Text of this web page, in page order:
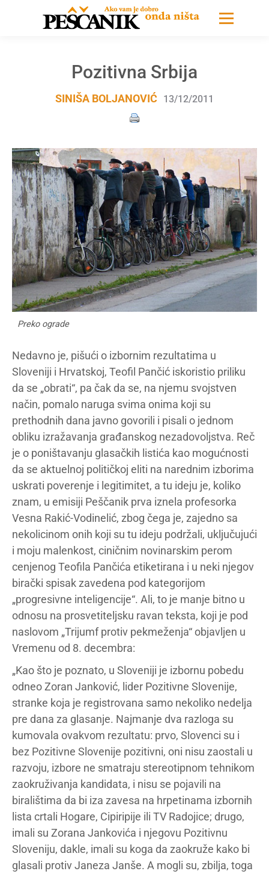
Pozitivna Srbija
SINIŠA BOLJANOVIĆ 13/12/2011
Preko ograde
Nedavno je, pišući o izbornim rezultatima u
Sloveniji i Hrvatskoj, Teofil Pančić iskoristio priliku
da se „obrati“, pa čak da se, na njemu svojstven
način, pomalo naruga svima onima koji su
prethodnih dana javno govorili i pisali o jednom
obliku izražavanja građanskog nezadovoljstva. Reč
je o poništavanju glasačkih listića kao mogućnosti
da se aktuelnoj političkoj eliti na narednim izborima
uskrati poverenje i legitimitet, a tu ideju je, koliko
znam, u emisiji Peščanik prva iznela profesorka
Vesna Rakić-Vodinelić, zbog čega je, zajedno sa
nekolicinom onih koji su tu ideju podržali, uključujući
i moju malenkost, ciničnim novinarskim perom
cenjenog Teofila Pančića etiketirana i u neki njegov
birački spisak zavedena pod kategorijom
„progresivne inteligencije“. Ali, to je manje bitno u
odnosu na prosvetiteljsku ravan teksta, koji je pod
naslovom „Trijumf protiv pekmeženja“ objavljen u
Vremenu od 8. decembra:
„Kao što je poznato, u Sloveniji je izbornu pobedu
odneo Zoran Janković, lider Pozitivne Slovenije,
stranke koja je registrovana samo nekoliko nedelja
pre dana za glasanje. Najmanje dva razloga su
kumovala ovakvom rezultatu: prvo, Slovenci su i
bez Pozitivne Slovenije pozitivni, oni nisu zaostali u
razvoju, izbore ne smatraju stereotipnom tehnikom
zaokruživanja kandidata, i nisu se pojavili na
biralištima da bi iza zavesa na hrpetinama izbornih
lista crtali Hogare, Cipiripije ili TV Radojice; drugo,
imali su Zorana Jankovića i njegovu Pozitivnu
Sloveniju, dakle, imali su koga da zaokruže kako bi
glasali protiv Janeza Janše. A mogli su, zbilja, toga